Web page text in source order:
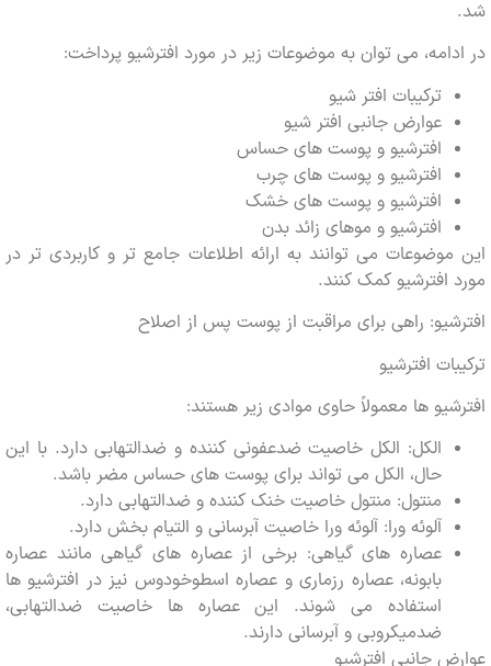
می توان به موضوعات زیر در مورد افترشیو پرداخت:
ترکیبات افتر شیو
عوارض جانبی افتر شیو
افترشیو و پوست های حساس
افترشیو و پوست های چرب
افترشیو و پوست های خشک
افترشیو و موهای زائد بدن
می توانند به ارائه اطلاعات جامع تر و کاربردی تر در
کمک کنند.
راهی برای مراقبت از پوست پس از اصلاح
افترشیو
ها معمولاً حاوی موادی زیر هستند:
الکل: الکل خاصیت ضدعفونی کننده و ضدالتهابی دارد. با این
حال، الکل می تواند برای پوست های حساس مضر باشد.
منتول: منتول خاصیت خنک کننده و ضدالتهابی دارد.
آلوئه ورا: آلوئه ورا خاصیت آبرسانی و التیام بخش دارد.
عصاره های گیاهی: برخی از عصاره های گیاهی مانند عصاره
بابونه، عصاره رزماری و عصاره اسطوخودوس نیز در افترشیو ها
استفاده می شوند. این عصاره ها خاصیت ضدالتهابی،
ضدمیکروبی و آبرسانی دارند.
جانبی افترشیو